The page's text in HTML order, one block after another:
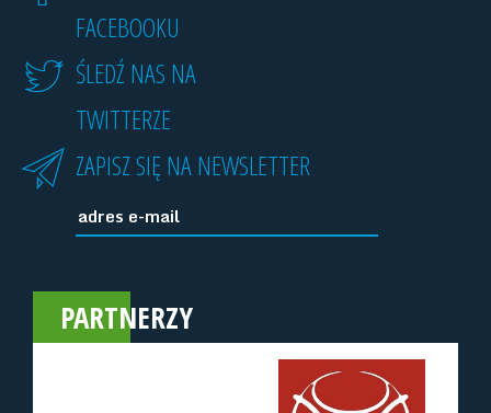
FACEBOOKU
ŚLEDŹ NAS NA
TWITTERZE
ZAPISZ SIĘ NA NEWSLETTER
PARTNERZY